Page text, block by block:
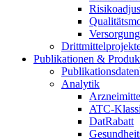
Publikationen &
Analytik
ATC-
DatRabatt